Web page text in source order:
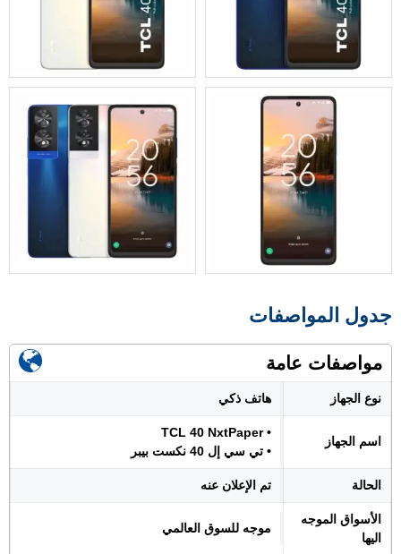
جدول المواصفات
مواصفات عامة
نوع الجهاز هاتف ذكي
اسم الجهاز
• TCL 40 NxtPaper
• تي سي إل 40 نكست بيبر
الحالة تم الإعلان عنه
الأسواق الموجه
اليها
موجه للسوق العالمي